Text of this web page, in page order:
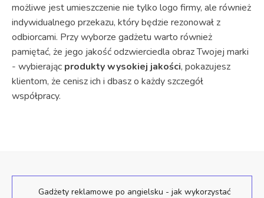
możliwe jest umieszczenie nie tylko logo firmy, ale również
indywidualnego przekazu, który będzie rezonował z
odbiorcami. Przy wyborze gadżetu warto również
pamiętać, że jego jakość odzwierciedla obraz Twojej marki
- wybierając produkty wysokiej jakości, pokazujesz
klientom, że cenisz ich i dbasz o każdy szczegół
współpracy.
Gadżety reklamowe po angielsku - jak wykorzystać